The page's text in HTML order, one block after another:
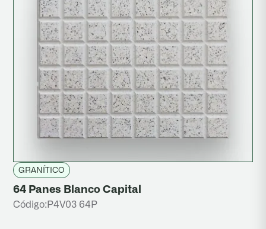
GRANÍTICO
64 Panes Blanco Capital
Código: P4V03 64P